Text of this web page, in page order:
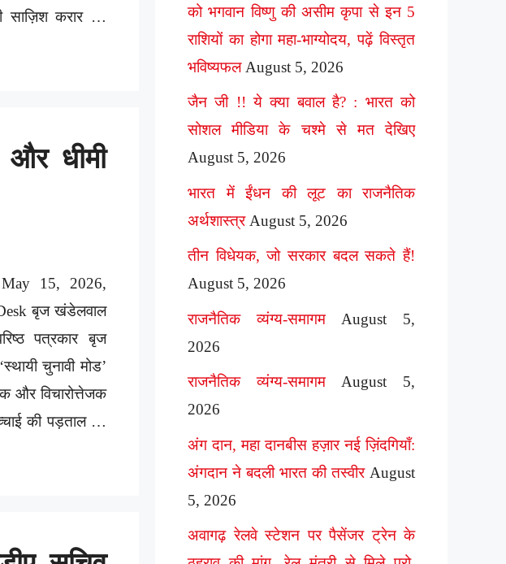
साज़िश करार …
और धीमी
15, 2026,
बृज खंडेलवाल
पत्रकार बृज
चुनावी मोड’
और विचारोत्तेजक
की पड़ताल …
को भगवान विष्णु की असीम कृपा से इन 5
राशियों का होगा महा-भाग्योदय, पढ़ें विस्तृत
भविष्यफल August 5, 2026
जैन जी !! ये क्या बवाल है? : भारत को
सोशल मीडिया के चश्मे से मत देखिए
August 5, 2026
भारत में ईंधन की लूट का राजनैतिक
अर्थशास्त्र August 5, 2026
तीन विधेयक, जो सरकार बदल सकते हैं!
August 5, 2026
राजनैतिक व्यंग्य-समागम
August 5,
2026
राजनैतिक व्यंग्य-समागम
August 5,
2026
अंग दान, महा दानबीस हज़ार नई ज़िंदगियाँ:
अंगदान ने बदली भारत की तस्वीर August
5, 2026
अवागढ़ रेलवे स्टेशन पर पैसेंजर ट्रेन के